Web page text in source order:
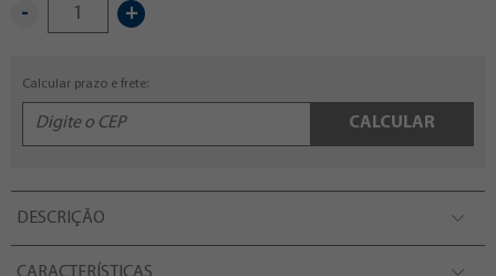
- +
Calcular prazo e frete:
CALCULAR
DESCRIÇÃO